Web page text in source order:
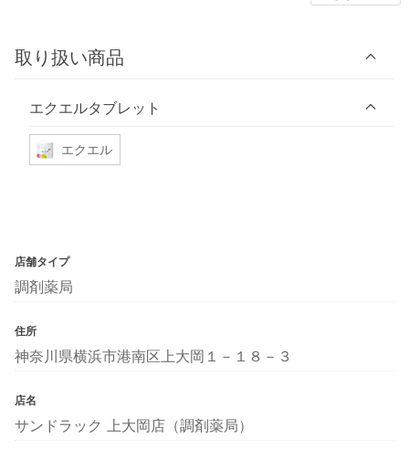
取り扱い商品
エクエルタブレット
エクエル
店舗タイプ
調剤薬局
住所
神奈川県横浜市港南区上大岡１－１８－３
店名
サンドラック 上大岡店（調剤薬局）